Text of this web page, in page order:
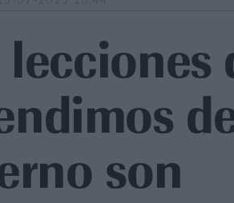
son